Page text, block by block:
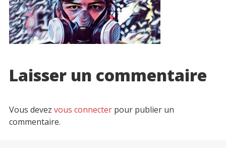
Laisser un commentaire
Vous devez vous connecterpour publier un
commentaire.